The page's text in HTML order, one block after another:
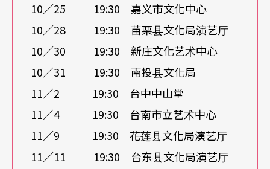
10／25 19:30 嘉义市文化中心
10／28 19:30 苗栗县文化局演艺厅
10／30 19:30 新庄文化艺术中心
10／31 19:30 南投县文化局
11／2 19:30 台中中山堂
11／4 19:30 台南市立艺术中心
11／9 19:30 花莲县文化局演艺厅
11／11 19:30 台东县文化局演艺厅